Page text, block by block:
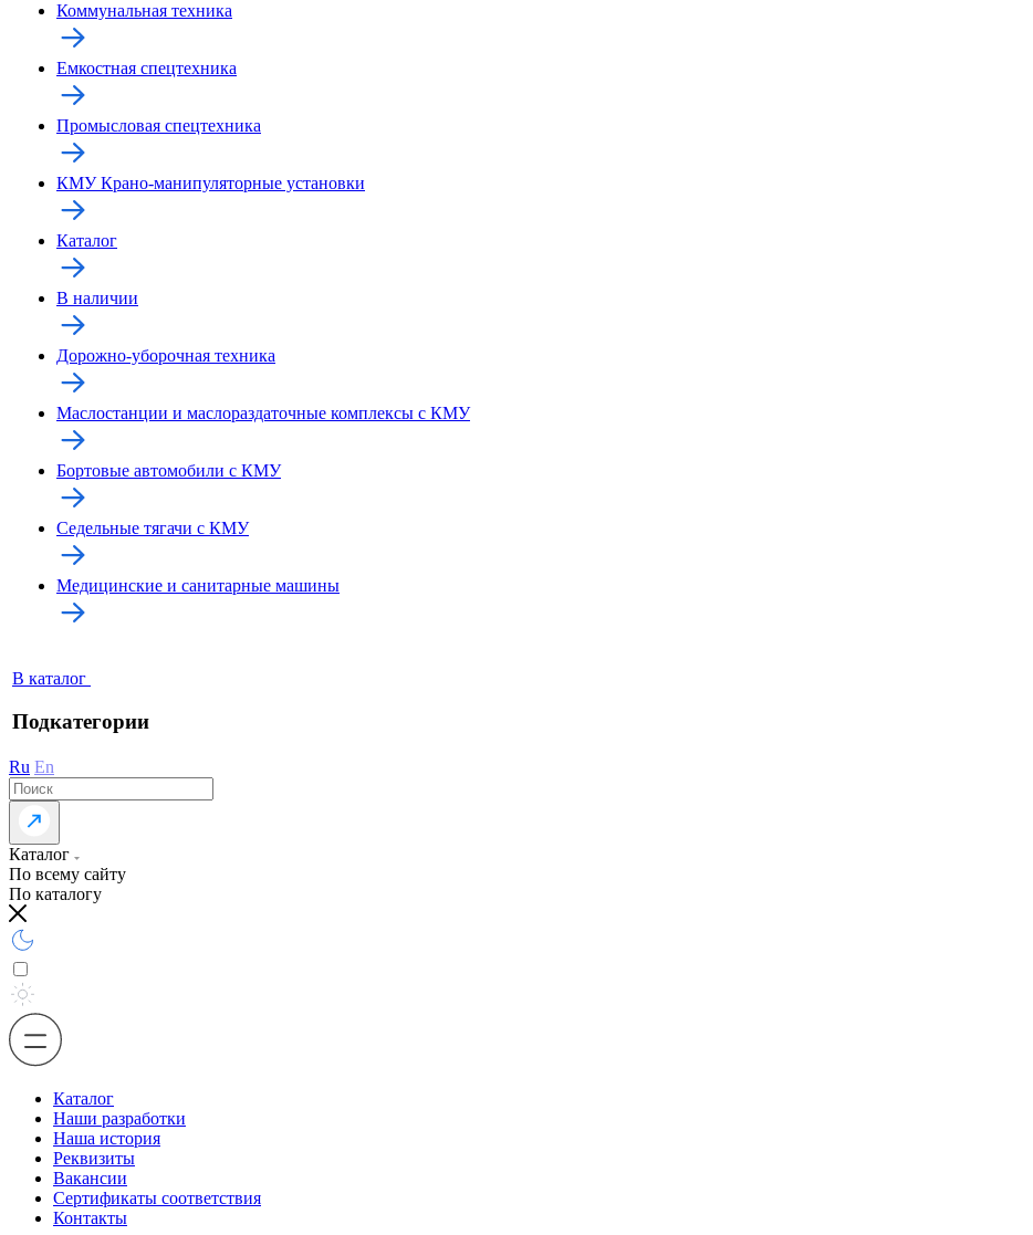
Коммунальная техника
Емкостная спецтехника
Промысловая спецтехника
КМУ Крано-манипуляторные установки
Каталог
В наличии
Дорожно-уборочная техника
Маслостанции и маслораздаточные комплексы с КМУ
Бортовые автомобили с КМУ
Седельные тягачи с КМУ
Медицинские и санитарные машины
В каталог
Подкатегории
Ru En
Каталог
По всему сайту
По каталогу
Каталог
Наши разработки
Наша история
Реквизиты
Вакансии
Сертификаты соответствия
Контакты